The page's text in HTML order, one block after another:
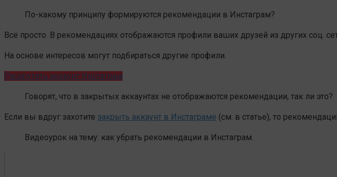
По-какому принципу формируются рекомендации в Инстаграм?
Всё просто. В рекомендациях отображаются профили ваших друзей из других соц.
На основе интересов могут подбираться другие профили.
Раскрутить аккаунт Инстаграм
Говорят, что в закрытых аккаунтах не отображаются рекомендации, так ли это?
Если вы вдруг захотите закрыть аккаунт в Инстаграме (см. в статье), то
Видеоурок на тему: как убрать рекомендации в Инстаграм.